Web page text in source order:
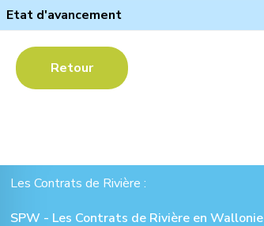
Etat d'avancement
Retour
Les Contrats de Rivière :
SPW - Les Contrats de Rivière en Wallonie